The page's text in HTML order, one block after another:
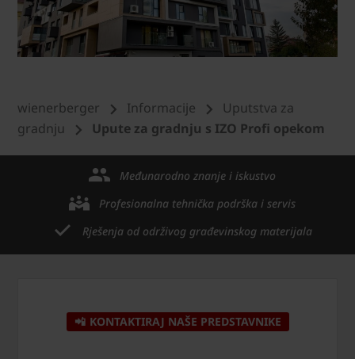
wienerberger Informacije
Uputstva za
gradnju
Upute za gradnju s IZO Profi opekom
Međunarodno znanje i iskustvo
Profesionalna tehnička podrška i servis
Rješenja od održivog građevinskog materijala
📲 KONTAKTIRAJ NAŠE PREDSTAVNIKE